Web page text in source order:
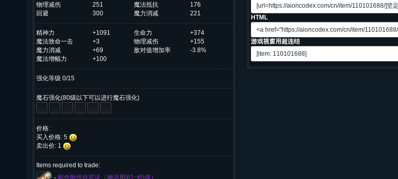
物理减伤 251 魔法抵抗
176
回避
300 魔力消减 221
精神力 +1091 生命力
+374
魔法致命一击
+3 物理减伤
+155
魔力消减
+69 敌对值增加率
-3.8%
魔法增幅力
+100
强化等级 0/15
魔石强化(80级以下可以进行魔石强化)
价格:
买入价格: 5
卖出价: 1
Items required to trade:
HTML
游戏视窗用超连结